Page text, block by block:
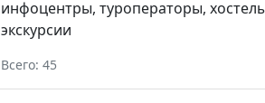
инфоцентры, туроператоры,
экскурсии
Всего: 45